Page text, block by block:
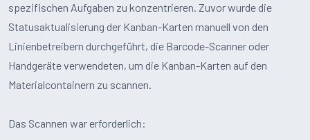
spezifischen Aufgaben zu konzentrieren. Zuvor wurde die
Statusaktualisierung der Kanban-Karten manuell von den
Linienbetreibern durchgeführt, die Barcode-Scanner oder
Handgeräte verwendeten, um die Kanban-Karten auf den
Materialcontainern zu scannen.
Das Scannen war erforderlich: